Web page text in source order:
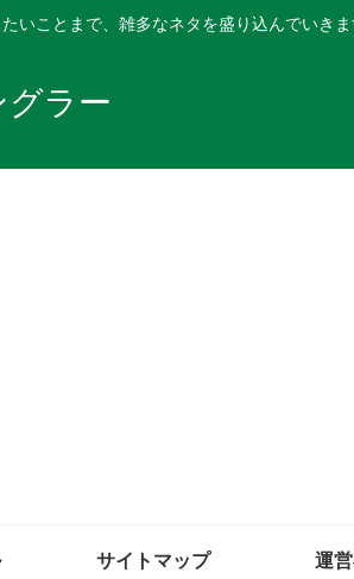
いことまで、雑多なネタを盛り込んでいきま
ラー
サイトマップ 運